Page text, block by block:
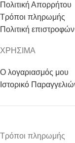
Πολιτική Απορρήτου
Τρόποι πληρωμής
Πολιτική
ΧΡΗΣΙΜΑ
Ο λογαριασμός μου
Ιστορικό
Τρόποι πληρωμής